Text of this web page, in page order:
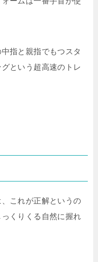
指と親指でもつスタ
という超高速のトレ
これが正解というの
くりくる自然に握れ